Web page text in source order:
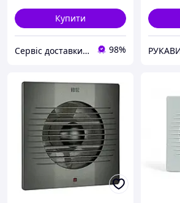
Купити
Сервіс доставки будівельних матеріалів 98%